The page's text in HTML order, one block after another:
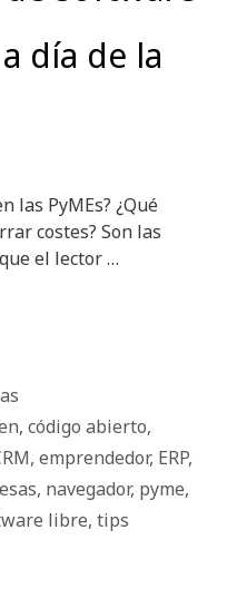
día de la
las PyMEs? ¿Qué
costes? Son las
el lector …
, código abierto,
, emprendedor, ERP,
, navegador, pyme,
libre, tips